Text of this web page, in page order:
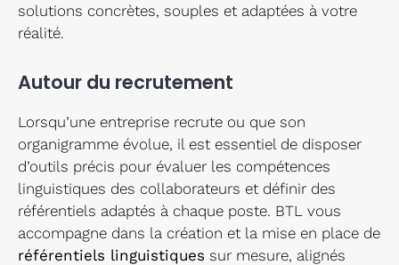
solutions concrètes, souples et adaptées à votre
réalité.
Autour du recrutement
Lorsqu’une entreprise recrute ou que son
organigramme évolue, il est essentiel de disposer
d’outils précis pour évaluer les compétences
linguistiques des collaborateurs et définir des
référentiels adaptés à chaque poste. BTL vous
accompagne dans la création et la mise en place de
référentiels linguistiques sur mesure, alignés